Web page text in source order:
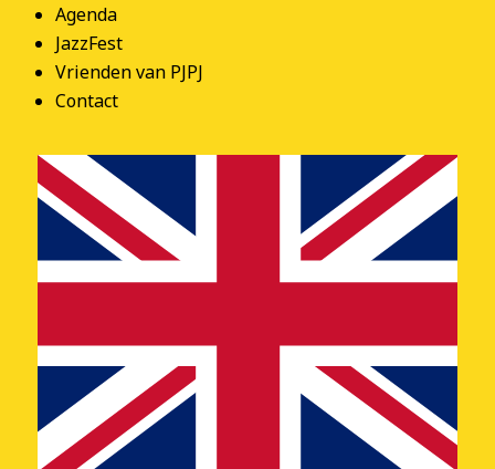
Agenda
JazzFest
Vrienden van PJPJ
Contact